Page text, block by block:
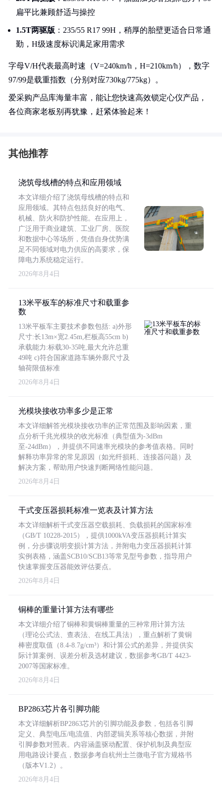
扁平比兼顾舒适与操控
1.5T两驱版 ：235/55 R17 99H，稍厚的胎壁更适合日常通
勤，H级速度标识满足家用需求
字母V/H代表最高时速（V=240km/h，H=210km/h），数字
97/99是载重指数（分别对应730kg/775kg）。
爱采购产品库海量丰富，能让您快速高效锁定心仪产品，
各位商家老板别再犹豫，赶紧体验起来！
其他推荐
浇筑母线槽的特点和应用领域
本文详细介绍了浇筑母线槽的特点和
应用领域。其特点包括良好的电气、
机械、防火和防护性能。在应用上，
广泛用于商业建筑、工业厂房、医院
和数据中心等场所，凭借自身优势满
足不同领域对电力供应的高要求，保
障电力系统稳定运行。
2026年8月4日
13米平板车的标准尺寸和载重参
数
13米平板车主要技术参数包括: a)外形
尺寸:长13m×宽2.45m,栏板高55cm b)
承载能力:标载30-35吨,最大允许总重
49吨 c)符合国家道路车辆外廓尺寸及
轴荷限值标准
2026年8月4日
光模块接收功率多少是正常
本文详细解答光模块接收功率的正常范围及影响因素，重
点分析千兆光模块的收光标准（典型值为-3dBm
至-24dBm），并提供不同速率光模块的参考值表格。同时
解释功率异常的常见原因（如光纤损耗、连接器问题）及
解决方案，帮助用户快速判断网络性能问题。
2026年8月4日
干式变压器损耗标准一览表及计算方法
本文详细解析干式变压器空载损耗、负载损耗的国家标准
（GB/T 10228-2015），提供1000kVA变压器损耗计算实
例，分步骤说明变损计算方法，并附电力变压器损耗计算
实例表格，涵盖SCB10/SCB13等常见型号参数，指导用户
快速掌握变压器能效评估要点。
2026年8月4日
铜棒的重量计算方法有哪些
本文详细介绍了铜棒和黄铜棒重量的三种常用计算方法
（理论公式法、查表法、在线工具法），重点解析了黄铜
棒密度取值（8.4-8.7g/cm³）和计算公式的差异，并提供实
际计算案例、误差分析及选材建议，数据参考GB/T 4423-
2007等国家标准。
2026年8月4日
BP2863芯片各引脚功能
本文详细解析BP2863芯片的引脚功能及参数，包括各引脚
定义、典型电压/电流值、内部逻辑关系等核心数据，并附
引脚参数对照表。内容涵盖驱动配置、保护机制及典型应
用电路设计要点，数据参考自杭州士兰微电子官方规格书
（版本V1.2）。
2026年8月4日